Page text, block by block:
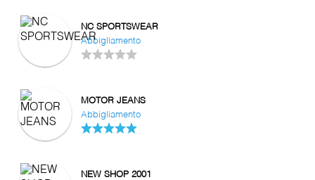
NC SPORTSWEAR
Abbigliamento
MOTOR JEANS
Abbigliamento
NEW SHOP 2001